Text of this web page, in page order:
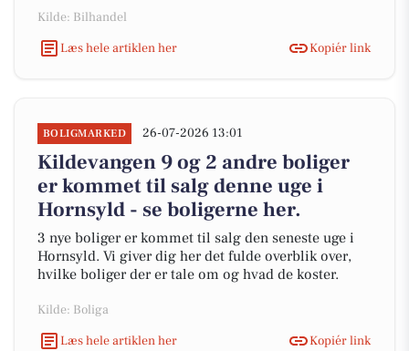
Kilde: Bilhandel
Læs hele artiklen her
Kopiér link
BOLIGMARKED 26-07-2026 13:01
Kildevangen 9 og 2 andre boliger
er kommet til salg denne uge i
Hornsyld - se boligerne her.
3 nye boliger er kommet til salg den seneste uge i
Hornsyld. Vi giver dig her det fulde overblik over,
hvilke boliger der er tale om og hvad de koster.
Kilde: Boliga
Læs hele artiklen her
Kopiér link